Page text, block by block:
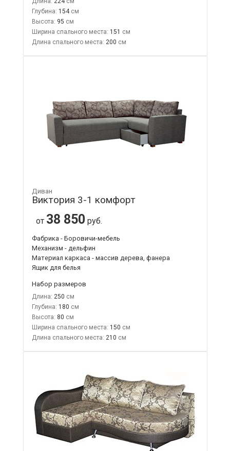
Глубина: 154
Высота: 95
Ширина спального места: 151
Длина спального места: 200
Диван
Виктория 3-1 комфорт
от 38 850 руб.
Фабрика - Боровичи-мебель
Механизм - дельфин
Материал каркаса - массив дерева, фанера
Ящик для белья
Набор размеров
Длина: 250
Глубина: 180
Высота: 80
Ширина спального места: 150
Длина спального места: 210